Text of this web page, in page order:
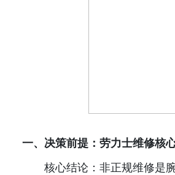
一、决策前提：劳力士维修核
核心结论：非正规维修是腕